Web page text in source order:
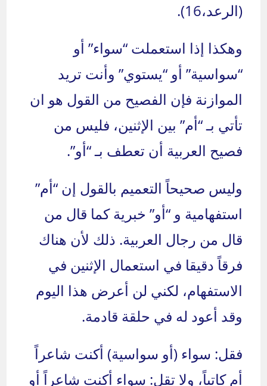
(الرعد،16).
وهكذا إذا استعملت “سواء” أو
“سواسية” أو “يستوي” وأنت تريد
الموازنة فإن الفصيح من القول هو ان
تأتي بـ “أم” بين الإثنين، فليس من
فصيح العربية أن تعطف بـ “أو”.
وليس صحيحاً التعميم بالقول إن “أم”
استفهامية و “أو” خبرية كما قال من
قال من رجال العربية. ذلك لأن هناك
فرقاً دقيقا في استعمال الإثنين في
الاستفهام، لكني لن أعرض هذا اليوم
وقد أعود له في حلقة قادمة.
فقل: سواء (أو سواسية) أكنت شاعراً
أم كاتباً، ولا تقل: سواء أكنت شاعراً أو